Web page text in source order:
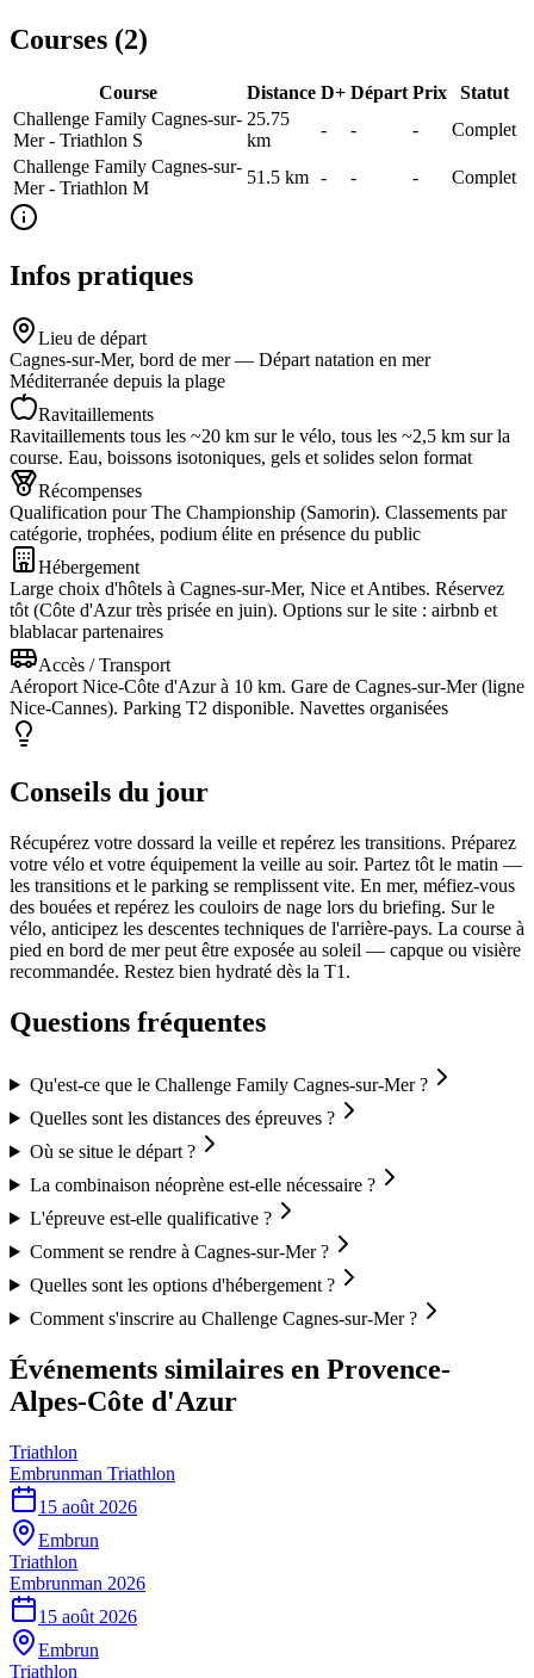
Courses (2)
Course Distance D+ Départ Prix
Statut
Challenge Family Cagnes-sur-
Mer - Triathlon S
25.75
km
- - -
Complet
Challenge Family Cagnes-sur-
Mer - Triathlon M
51.5 km - - - Complet
Infos pratiques
Lieu de départ
Cagnes-sur-Mer, bord de mer — Départ natation en mer
Méditerranée depuis la plage
Ravitaillements
Ravitaillements tous les ~20 km sur le vélo, tous les ~2,5 km sur la
course. Eau, boissons isotoniques, gels et solides selon format
Récompenses
Qualification pour The Championship (Samorin). Classements par
catégorie, trophées, podium élite en présence du public
Hébergement
Large choix d'hôtels à Cagnes-sur-Mer, Nice et Antibes. Réservez
tôt (Côte d'Azur très prisée en juin). Options sur le site : airbnb et
blablacar partenaires
Accès / Transport
Aéroport Nice-Côte d'Azur à 10 km. Gare de Cagnes-sur-Mer (ligne
Nice-Cannes). Parking T2 disponible. Navettes organisées
Conseils du jour
Récupérez votre dossard la veille et repérez les transitions. Préparez
votre vélo et votre équipement la veille au soir. Partez tôt le matin —
les transitions et le parking se remplissent vite. En mer, méfiez-vous
des bouées et repérez les couloirs de nage lors du briefing. Sur le
vélo, anticipez les descentes techniques de l'arrière-pays. La course à
pied en bord de mer peut être exposée au soleil — capque ou visière
recommandée. Restez bien hydraté dès la T1.
Questions fréquentes
Qu'est-ce que le Challenge Family Cagnes-sur-Mer ?
Quelles sont les distances des épreuves ?
Où se situe le départ ?
La combinaison néoprène est-elle nécessaire ?
L'épreuve est-elle qualificative ?
Comment se rendre à Cagnes-sur-Mer ?
Quelles sont les options d'hébergement ?
Comment s'inscrire au Challenge Cagnes-sur-Mer ?
Événements similaires en Provence-
Alpes-Côte d'Azur
Triathlon
Embrunman Triathlon
15 août 2026
Embrun
Triathlon
Embrunman 2026
15 août 2026
Embrun
Triathlon